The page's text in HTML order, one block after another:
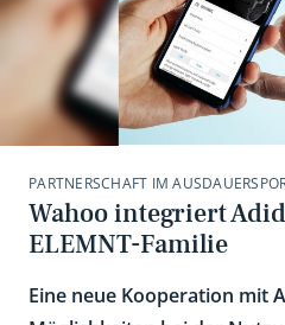
PARTNERSCHAFT IM
Wahoo integriert
ELEMNT-Familie
Eine neue Kooperation mit